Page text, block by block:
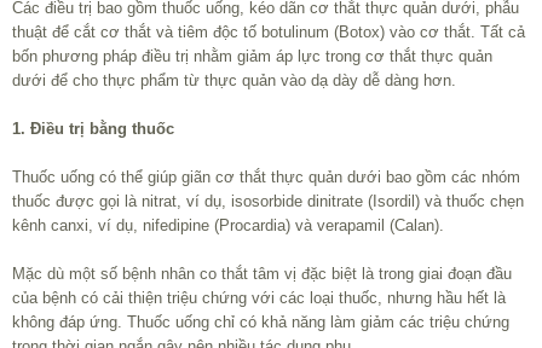
Các điều trị bao gồm thuốc uống, kéo dãn cơ thắt thực quản dưới, phẫu
thuật để cắt cơ thắt và tiêm độc tố botulinum (Botox) vào cơ thắt. Tất cả
bốn phương pháp điều trị nhằm giảm áp lực trong cơ thắt thực quản
dưới để cho thực phẩm từ thực quản vào dạ dày dễ dàng hơn.
1. Điều trị bằng thuốc
Thuốc uống có thể giúp giãn cơ thắt thực quản dưới bao gồm các nhóm
thuốc được gọi là nitrat, ví dụ, isosorbide dinitrate (Isordil) và thuốc chẹn
kênh canxi, ví dụ, nifedipine (Procardia) và verapamil (Calan).
Mặc dù một số bệnh nhân co thắt tâm vị đặc biệt là trong giai đoạn đầu
của bệnh có cải thiện triệu chứng với các loại thuốc, nhưng hầu hết là
không đáp ứng. Thuốc uống chỉ có khả năng làm giảm các triệu chứng